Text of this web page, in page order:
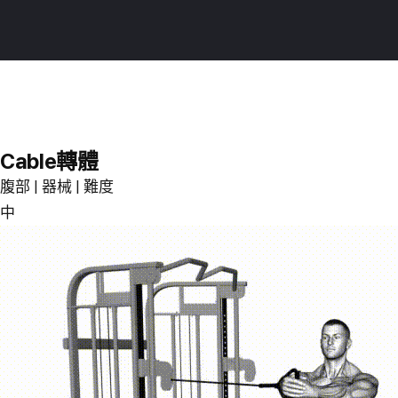
main(繁
Cable轉體
腹部 | 器械 | 難度
中